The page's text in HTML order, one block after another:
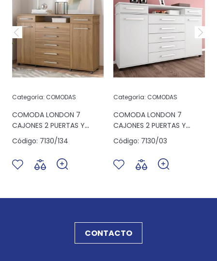
Categoría: COMODAS
COMODA LONDON 7
CAJONES 2 PUERTAS Y
ESPACIO ALMENDRA
Código: 7130/134
Categoría: COMODAS
COMODA LONDON 7
CAJONES 2 PUERTAS Y
ESPACIO BLANCO
Código: 7130/03
CONTACTO